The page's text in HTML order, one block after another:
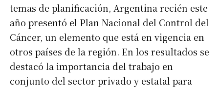
temas de planificación, Argentina recién este
año presentó el Plan Nacional del Control del
Cáncer, un elemento que está en vigencia en
otros países de la región. En los resultados se
destacó la importancia del trabajo en
conjunto del sector privado y estatal para